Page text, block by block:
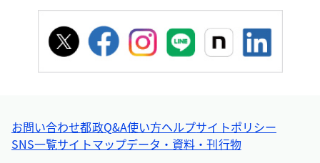
お問い合わせ都政Q&A使い方ヘルプサイトポリシー
SNS一覧サイトマップデータ・資料・刊行物